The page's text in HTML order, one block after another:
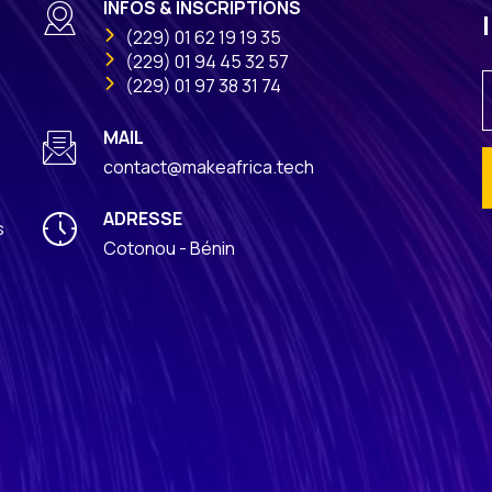
INFOS & INSCRIPTIONS
(229) 01 62 19 19 35
(229) 01 94 45 32 57
(229) 01 97 38 31 74
MAIL
contact@makeafrica.tech
ADRESSE
Cotonou - Bénin